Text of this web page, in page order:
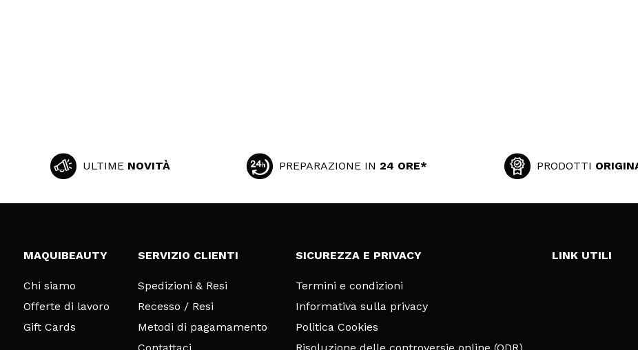
ULTIME NOVITÀ PREPARAZIONE IN 24 ORE* PRODOTTI
MAQUIBEAUTY
Chi siamo
Offerte di lavoro
Gift Cards
SERVIZIO CLIENTI
Spedizioni & Resi
Recesso / Resi
Metodi di pagamamento
SICUREZZA E PRIVACY
Termini e condizioni
Informativa sulla privacy
Politica Cookies
LINK UTILI